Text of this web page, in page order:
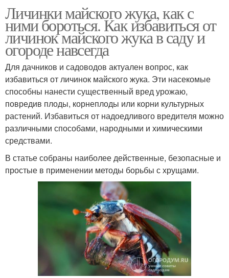
Личинки майского жука, как с
ними бороться. Как избавиться от
личинок майского жука в саду и
огороде навсегда
Для дачников и садоводов актуален вопрос, как
избавиться от личинок майского жука. Эти насекомые
способны нанести существенный вред урожаю,
повредив плоды, корнеплоды или корни культурных
растений. Избавиться от надоедливого вредителя можно
различными способами, народными и химическими
средствами.
В статье собраны наиболее действенные, безопасные и
простые в применении методы борьбы с хрущами.